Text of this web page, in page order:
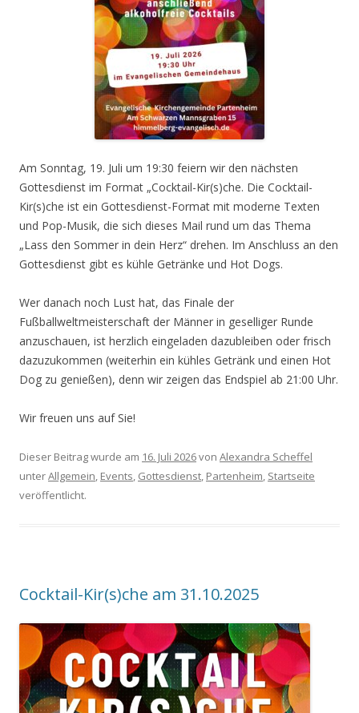
Am Sonntag, 19. Juli um 19:30 feiern wir den nächsten
Gottesdienst im Format „Cocktail-Kir(s)che. Die Cocktail-
Kir(s)che ist ein Gottesdienst-Format mit moderne Texten
und Pop-Musik, die sich dieses Mail rund um das Thema
„Lass den Sommer in dein Herz“ drehen. Im Anschluss an den
Gottesdienst gibt es kühle Getränke und Hot Dogs.
Wer danach noch Lust hat, das Finale der
Fußballweltmeisterschaft der Männer in geselliger Runde
anzuschauen, ist herzlich eingeladen dazubleiben oder frisch
dazuzukommen (weiterhin ein kühles Getränk und einen Hot
Dog zu genießen), denn wir zeigen das Endspiel ab 21:00 Uhr.
Wir freuen uns auf Sie!
Dieser Beitrag wurde am 16. Juli 2026von Alexandra Scheffel
unterAllgemein, Events, Gottesdienst, Partenheim, Startseite
veröffentlicht.
Cocktail-Kir(s)che am 31.10.2025